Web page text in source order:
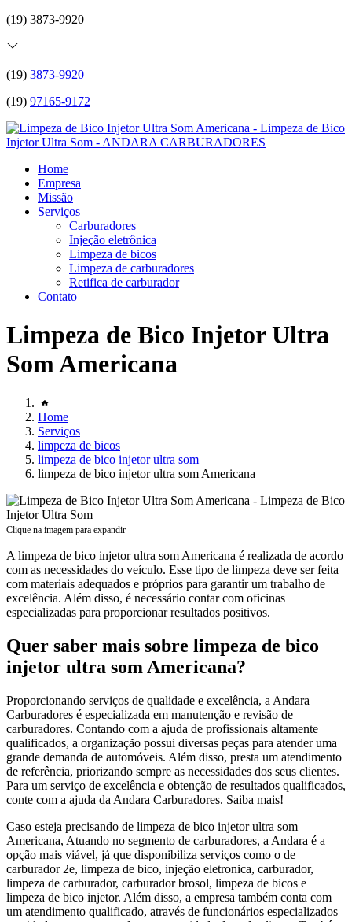
(19) 3873-9920
(19) 3873-9920
(19) 97165-9172
Home
Empresa
Missão
Serviços
Carburadores
Injeção eletrônica
Limpeza de bicos
Limpeza de carburadores
Retifica de carburador
Contato
Limpeza de Bico Injetor Ultra
Som Americana
Home
Serviços
limpeza de bicos
limpeza de bico injetor ultra som
limpeza de bico injetor ultra som Americana
Clique na imagem para expandir
A limpeza de bico injetor ultra som Americana é realizada de acordo
com as necessidades do veículo. Esse tipo de limpeza deve ser feita
com materiais adequados e próprios para garantir um trabalho de
excelência. Além disso, é necessário contar com oficinas
especializadas para proporcionar resultados positivos.
Quer saber mais sobre limpeza de bico
injetor ultra som Americana?
Proporcionando serviços de qualidade e excelência, a Andara
Carburadores é especializada em manutenção e revisão de
carburadores. Contando com a ajuda de profissionais altamente
qualificados, a organização possui diversas peças para atender uma
grande demanda de automóveis. Além disso, presta um atendimento
de referência, priorizando sempre as necessidades dos seus clientes.
Para um serviço de excelência e obtenção de resultados qualificados,
conte com a ajuda da Andara Carburadores. Saiba mais!
Caso esteja precisando de limpeza de bico injetor ultra som
Americana, Atuando no segmento de carburadores, a Andara é a
opção mais viável, já que disponibiliza serviços como o de
carburador 2e, limpeza de bico, injeção eletronica, carburador,
limpeza de carburador, carburador brosol, limpeza de bicos e
limpeza de bico injetor. Além disso, a empresa também conta com
um atendimento qualificado, através de funcionários especializados